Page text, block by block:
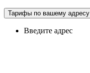
Тарифы по вашему адресу
Введите адрес